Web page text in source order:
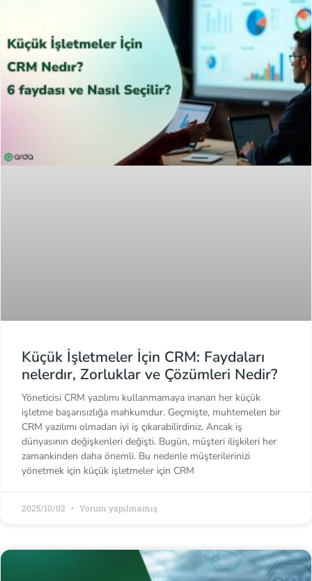
Küçük İşletmeler İçin CRM: Faydaları
nelerdır, Zorluklar ve Çözümleri Nedir?
Yöneticisi CRM yazılımı kullanmamaya inanan her küçük
işletme başarısızlığa mahkumdur. Geçmişte, muhtemelen bir
CRM yazılımı olmadan iyi iş çıkarabilirdiniz. Ancak iş
dünyasının değişkenleri değişti. Bugün, müşteri ilişkileri her
zamankinden daha önemli. Bu nedenle müşterilerinizi
yönetmek için küçük işletmeler için CRM
2025/10/02 Yorum yapılmamış